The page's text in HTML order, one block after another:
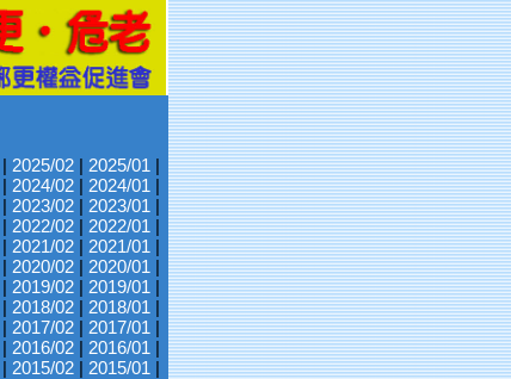
| 2025/02 | 2025/01 |
| 2024/02 | 2024/01 |
| 2023/02 | 2023/01 |
| 2022/02 | 2022/01 |
| 2021/02 | 2021/01 |
| 2020/02 | 2020/01 |
| 2019/02 | 2019/01 |
| 2018/02 | 2018/01 |
| 2017/02 | 2017/01 |
| 2016/02 | 2016/01 |
| 2015/02 | 2015/01 |